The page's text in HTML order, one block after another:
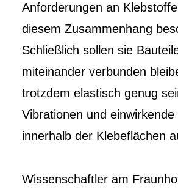
Anforderungen an
diesem Zusammenhang
Schließlich sollen sie
miteinander verbunden
trotzdem elastisch genug
Vibrationen und
innerhalb der Klebeflächen
Wissenschaftler am